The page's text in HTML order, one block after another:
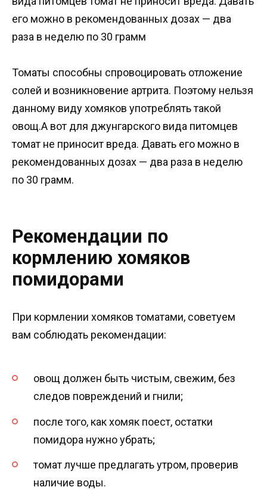
его можно в рекомендованных дозах — два
раза в неделю по 30 грамм
Томаты способны спровоцировать отложение
солей и возникновение артрита. Поэтому нельзя
данному виду хомяков употреблять такой
овощ.А вот для джунгарского вида питомцев
томат не приносит вреда. Давать его можно в
рекомендованных дозах — два раза в неделю
по 30 грамм.
Рекомендации по
кормлению хомяков
помидорами
При кормлении хомяков томатами, советуем
вам соблюдать рекомендации:
овощ должен быть чистым, свежим, без
следов повреждений и гнили;
после того, как хомяк поест, остатки
помидора нужно убрать;
томат лучше предлагать утром, проверив
наличие воды.